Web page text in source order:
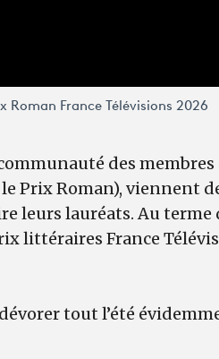
Roman France Télévisions 2026
des membres
Prix Roman), viennent
leurs lauréats. Au terme
littéraires France
tout l’été